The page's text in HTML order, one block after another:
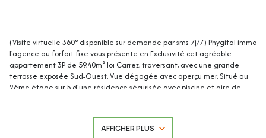
(Visite virtuelle 360° disponible sur demande par sms 7j/7) Phygital immo
l'agence au forfait fixe vous présente en Exclusivité cet agréable
appartement 3P de 59,40m² loi Carrez, traversant, avec une grande
terrasse exposée Sud-Ouest. Vue dégagée avec aperçu mer. Situé au
2ème étage sur 5 d'une résidence sécurisée avec piscine et aire de
fleuriste, tabac...), à 5 minutes à pied d'une école maternelle et à 7
minutes de l'A8. Une grand garage en sous-sol de 14,20m² complète ce
AFFICHER PLUS